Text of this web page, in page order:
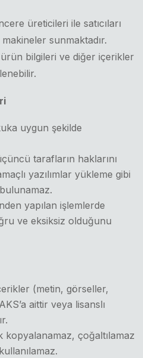
üreticileri ile satıcıları
sunmaktadır.
bilgileri ve diğer içerikler
uygun şekilde
tarafların haklarını
yazılımlar yükleme gibi
yapılan işlemlerde
ve eksiksiz olduğunu
(metin, görseller,
aittir veya lisanslı
kopyalanamaz, çoğaltılamaz